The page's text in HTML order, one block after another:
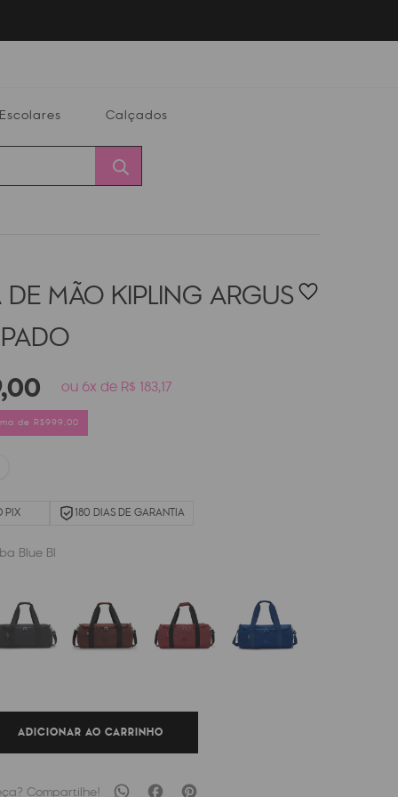
Escolares Calçados
MÃO KIPLING ARGUS
,00 ou 6x de R$ 183,17
de R$999,00
PIX 180 DIAS DE GARANTIA
Blue Bl
ADICIONAR AO CARRINHO